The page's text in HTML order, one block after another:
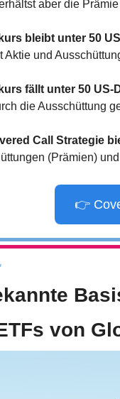
aber die
bleibt unter 50
Aktie und
fällt unter 50 US-
die Ausschüttung
Call Strategie
(Prämien)
👉
von